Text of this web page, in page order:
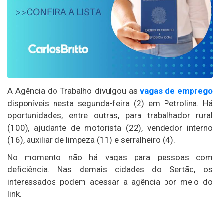
A Agência do Trabalho divulgou as vagas de emprego
disponíveis nesta segunda-feira (2) em Petrolina. Há
oportunidades, entre outras, para trabalhador rural
(100), ajudante de motorista (22), vendedor interno
(16), auxiliar de limpeza (11) e serralheiro (4).
No momento não há vagas para pessoas com
deficiência. Nas demais cidades do Sertão, os
interessados podem acessar a agência por meio do
link.